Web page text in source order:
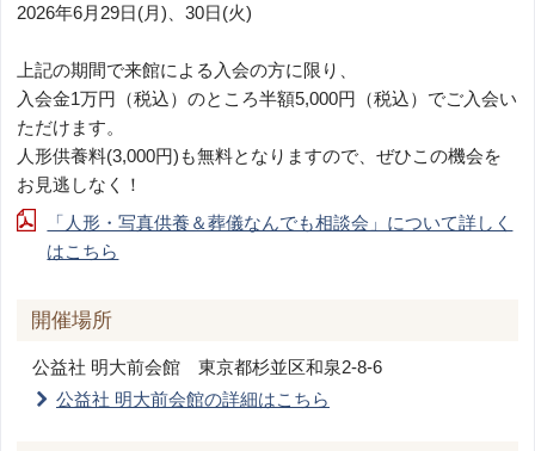
2026年6月29日(月)、30日(火)
上記の期間で来館による入会の方に限り、
入会金1万円（税込）のところ半額5,000円（税込）でご入会い
ただけます。
人形供養料(3,000円)も無料となりますので、ぜひこの機会を
お見逃しなく！
「人形・写真供養＆葬儀なんでも相談会」について詳しく
はこちら
開催場所
公益社 明大前会館 東京都杉並区和泉2-8-6
公益社 明大前会館の詳細はこちら